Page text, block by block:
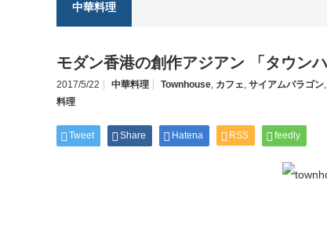
中華料理
モダン香港の創作アジアン 「タウンハ
2017/5/22 中華料理 Townhouse, カフェ, サイアムパラゴン,
料理
Tweet Share Hatena RSS feedly